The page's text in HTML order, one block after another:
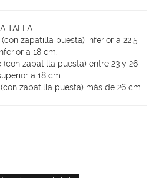
TALLA:
zapatilla puesta) inferior a 22,5
a 18 cm.
(con zapatilla puesta) entre 23 y 26
a 18 cm.
zapatilla puesta) más de 26 cm.